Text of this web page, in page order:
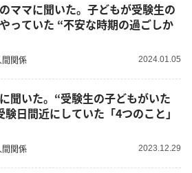
ママに聞いた。子どもが受験生の
っていた “不安な時期の過ごしか
間関係 2024.01.05
聞いた。“受験生の子どもがいた
験日間近にしていた「4つのこと」
間関係 2023.12.29